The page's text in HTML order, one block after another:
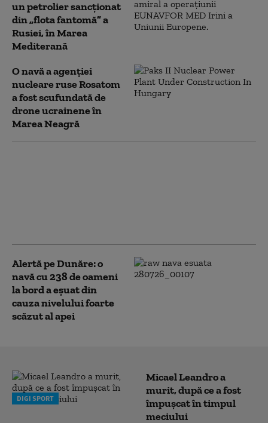
un petrolier sancţionat
din „flota fantomă” a
Rusiei, în Marea
Mediterană
O navă a agenţiei
nucleare ruse Rosatom
a fost scufundată de
drone ucrainene în
Marea Neagră
Alertă pe Dunăre: o
navă cu 238 de oameni
la bord a eșuat din
cauza nivelului foarte
scăzut al apei
DIGI SPORT
Micael Leandro a
murit, după ce a fost
împușcat în timpul
meciului